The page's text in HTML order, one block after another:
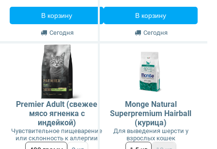
В корзину
Сегодня
В корзину
Сегодня
Premier Adult (свежее
мясо ягненка с
индейкой)
Чувствительное пищеварение
или склонность к аллергии
Monge Natural
Superpremium Hairball
(курица)
Для выведения шерсти у
взрослых кошек